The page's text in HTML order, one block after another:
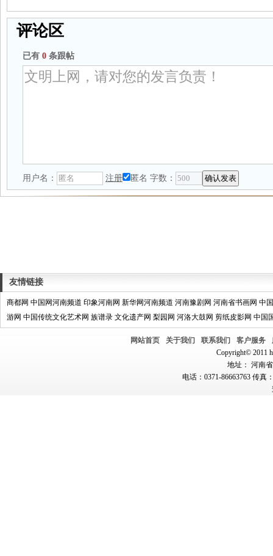
评论区
已有 0 条跟帖
用户名： 注册 匿名 字数：
友情链接
商都网 中国网河南频道 印象河南网 新华网河南频道 河南豫剧网 河南省书画网 中
游网 中国传统文化艺术网 族谱录 文化遗产网 梨园网 河洛大鼓网 剪纸皮影网 中国
网站首页 关于我们 联系我们 客户服务
Copyright© 2011
地址： 河南
电话：0371-86663763 传真